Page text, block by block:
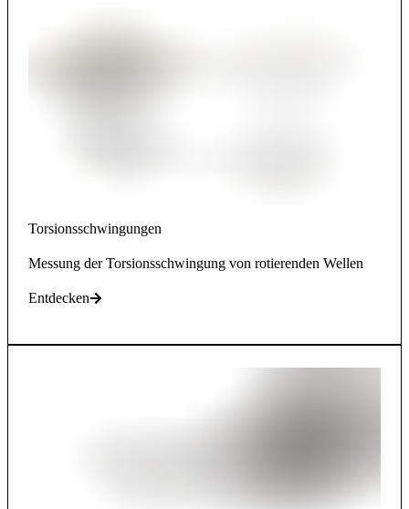
Torsionsschwingungen
Messung der Torsionsschwingung von rotierenden Wellen
Entdecken